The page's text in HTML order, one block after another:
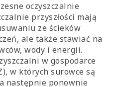
oczyszczalnie
przyszłości mają
ze ścieków
ale także stawiać na
wody i energii.
w gospodarce
w których surowce są
następnie ponownie